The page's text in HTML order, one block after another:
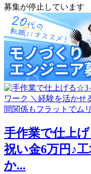
募集が停止しています
手作業で仕上
祝い金6万円♪
か...